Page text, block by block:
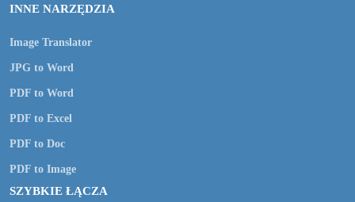
INNE NARZĘDZIA
Image Translator
JPG to Word
PDF to Word
PDF to Excel
PDF to Doc
PDF to Image
SZYBKIE ŁĄCZA